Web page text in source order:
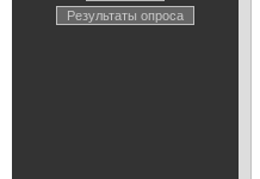
Результаты опроса